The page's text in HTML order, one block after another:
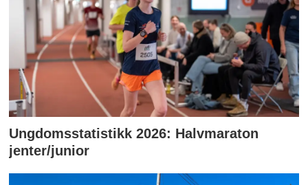
Ungdomsstatistikk 2026: Halvmaraton
jenter/junior